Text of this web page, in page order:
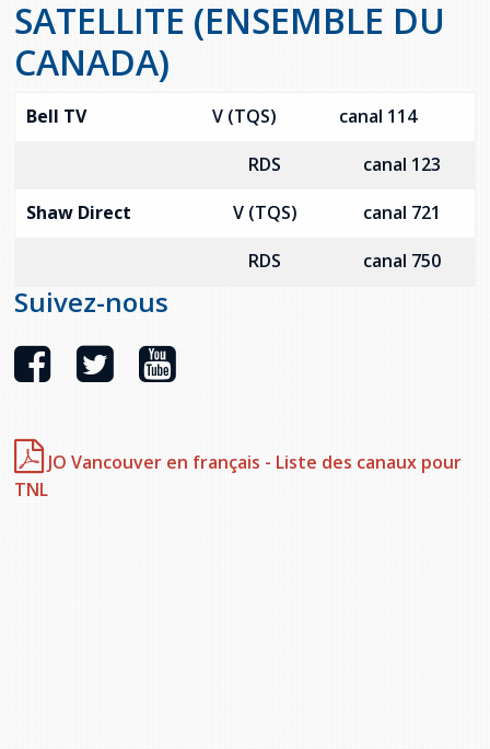
SATELLITE (ENSEMBLE DU
CANADA)
Bell TV V (TQS)
canal 114
RDS
canal 123
Shaw Direct
V (TQS)
canal 721
RDS
canal 750
Suivez-nous
JO Vancouver en français - Liste des canaux pour
TNL